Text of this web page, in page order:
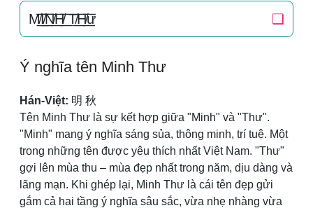
M̸͟͞I̸͟͞N̸͟͞H̸͟͞ T̸͟͞H̸͟͞ư ❏
Ý nghĩa tên Minh Thư
Hán-Việt: 明 秋
Tên Minh Thư là sự kết hợp giữa "Minh" và "Thư".
"Minh" mang ý nghĩa sáng sủa, thông minh, trí tuệ. Một
trong những tên được yêu thích nhất Việt Nam. "Thư"
gợi lên mùa thu – mùa đẹp nhất trong năm, dịu dàng và
lãng mạn. Khi ghép lại, Minh Thư là cái tên đẹp gửi
gắm cả hai tầng ý nghĩa sâu sắc, vừa nhẹ nhàng vừa